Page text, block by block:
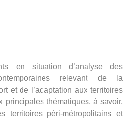
déplacements quotidiens de
intéresse, également, de
des villes francophones qui
phénomènes de gestion urbano-
et de "délaissement" (ou de
en situation d’analyse des
relevant de la
et de l’adaptation aux territoires
principales thématiques, à savoir,
territoires péri-métropolitains et